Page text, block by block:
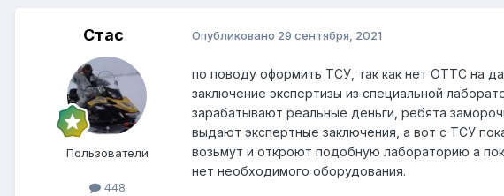
Стас
Пользователи
448
Опубликовано 29 сентября, 2021
по поводу оформить ТСУ, так как нет ОТТС на
заключение экспертизы из специальной
зарабатывают реальные деньги, ребята
выдают экспертные заключения, а вот с ТСУ
возьмут и откроют подобную лабораторию а
нет необходимого оборудования.